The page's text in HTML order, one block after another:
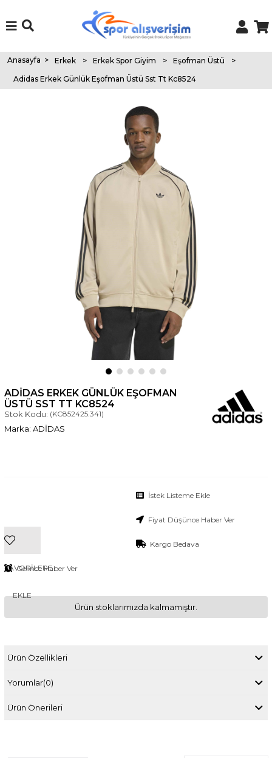
Anasayfa > Erkek > Erkek Spor Giyim > Eşofman Üstü
>
Adidas Erkek Günlük Eşofman Üstü Sst Tt Kc8524
ADIDAS ERKEK GÜNLÜK EŞOFMAN
ÜSTÜ SST TT KC8524
Stok Kodu: (KC852425.341)
ADİDAS
FAVORILERE
EKLE
İstek Listeme Ekle
Fiyat Düşünce Haber Ver
Kargo Bedava
Gelince Haber Ver
Ürün stoklarımızda kalmamıştır.
Ürün Özellikleri
Yorumlar(0)
Ürün Önerileri